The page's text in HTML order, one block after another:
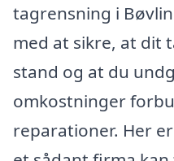
tagrensning i
med at sikre, at dit
stand og at du
omkostninger
reparationer. Her